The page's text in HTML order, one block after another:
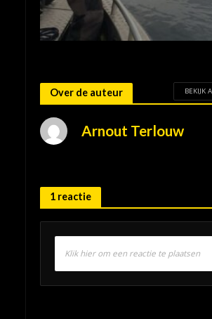
Over de auteur BEKIJK
Arnout Terlouw
1 reactie
Klik hier om een reactie te plaatsen